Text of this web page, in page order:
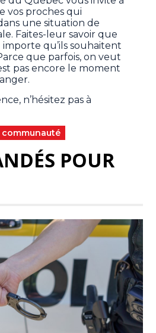
vos proches qui
une situation de
Faites-leur savoir que
importe qu’ils souhaitent
que parfois, on veut
pas encore le moment
n’hésitez pas à
communauté
POUR